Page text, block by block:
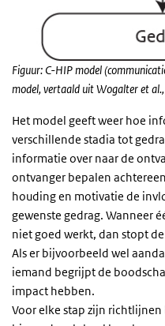
Figuur: C-HIP model
model, vertaald uit Wogalter et
Het model geeft weer hoe
verschillende stadia tot
informatie over naar de
ontvanger bepalen
houding en motivatie de
gewenste gedrag. Wanneer
niet goed werkt, dan stopt
Als er bijvoorbeeld wel
iemand begrijpt de
impact hebben.
Voor elke stap zijn richtlijnen